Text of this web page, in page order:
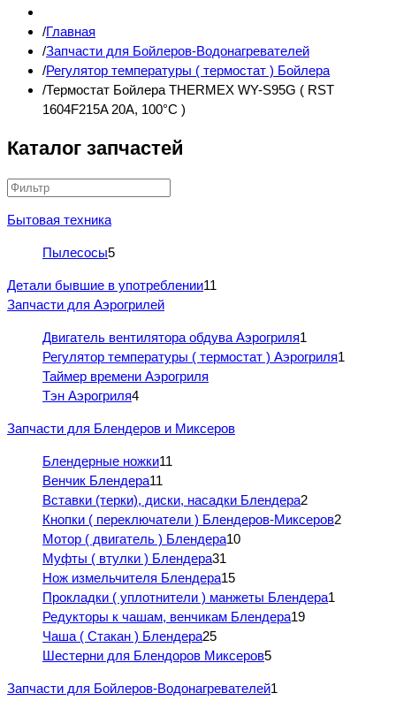
Главная
Запчасти для Бойлеров-Водонагревателей
Регулятор температуры ( термостат ) Бойлера
Термостат Бойлера THERMEX WY-S95G ( RST
1604F215A 20A, 100°С )
Каталог запчастей
Бытовая техника
Пылесосы5
Детали бывшие в употреблении11
Запчасти для Аэрогрилей
Двигатель вентилятора обдува Аэрогриля1
Регулятор температуры ( термостат ) Аэрогриля1
Таймер времени Аэрогриля
Тэн Аэрогриля4
Запчасти для Блендеров и Миксеров
Блендерные ножки11
Венчик Блендера11
Вставки (терки), диски, насадки Блендера2
Кнопки ( переключатели ) Блендеров-Миксеров2
Мотор ( двигатель ) Блендера10
Муфты ( втулки ) Блендера31
Нож измельчителя Блендера15
Прокладки ( уплотнители ) манжеты Блендера1
Редукторы к чашам, венчикам Блендера19
Чаша ( Стакан ) Блендера25
Шестерни для Блендоров Миксеров5
Запчасти для Бойлеров-Водонагревателей1